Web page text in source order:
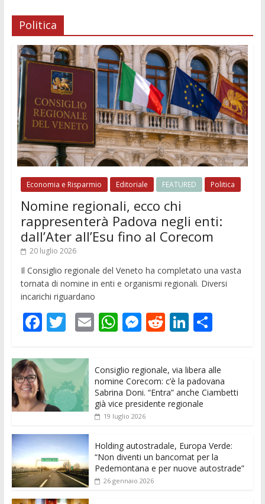
Politica
Economia e Risparmio Editoriale FEATURED Politica
Nomine regionali, ecco chi
rappresenterà Padova negli enti:
dall’Ater all’Esu fino al Corecom
20 luglio 2026
Il Consiglio regionale del Veneto ha completato una vasta
tornata di nomine in enti e organismi regionali. Diversi
incarichi riguardano
F
e
b
o
o
k
T
itt
er
E
l
W
at
s
A
p
M
e
n
g
R
di
t
Li
k
e
dI
C
n
di
vi
Consiglio regionale, via libera alle
nomine Corecom: c’è la padovana
Sabrina Doni. “Entra” anche Ciambetti
già vice presidente regionale
19 luglio 2026
Holding autostradale, Europa Verde:
“Non diventi un bancomat per la
Pedemontana e per nuove autostrade”
26 gennaio 2026